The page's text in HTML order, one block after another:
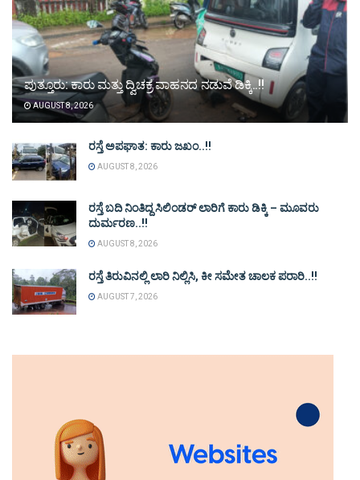
ಪುತ್ತೂರು: ಕಾರು ಮತ್ತು ದ್ವಿಚಕ್ರ ವಾಹನದ ನಡುವೆ ಡಿಕ್ಕಿ..!!
AUGUST 8, 2026
ರಸ್ತೆ ಅಪಘಾತ: ಕಾರು ಜಖಂ..!!
AUGUST 8, 2026
ರಸ್ತೆ ಬದಿ ನಿಂತಿದ್ದ ಸಿಲಿಂಡರ್ ಲಾರಿಗೆ ಕಾರು ಡಿಕ್ಕಿ – ಮೂವರು
ದುರ್ಮರಣ..!!
AUGUST 8, 2026
ರಸ್ತೆ ತಿರುವಿನಲ್ಲಿ ಲಾರಿ ನಿಲ್ಲಿಸಿ, ಕೀ ಸಮೇತ ಚಾಲಕ ಪರಾರಿ..!!
AUGUST 7, 2026